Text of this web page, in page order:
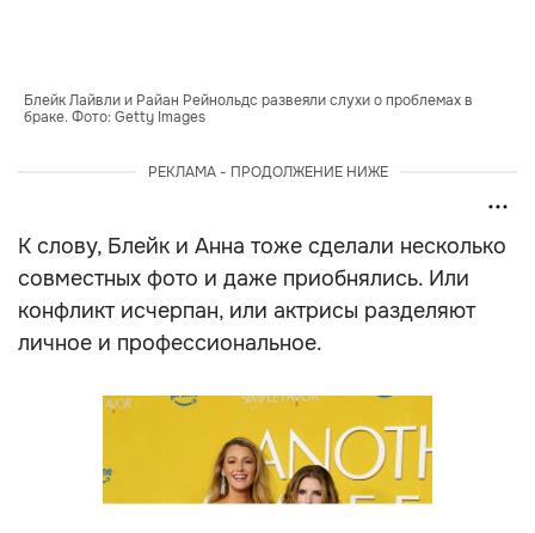
Блейк Лайвли и Райан Рейнольдс развеяли слухи о проблемах в
браке. Фото: Getty Images
РЕКЛАМА - ПРОДОЛЖЕНИЕ НИЖЕ
К слову, Блейк и Анна тоже сделали несколько
совместных фото и даже приобнялись. Или
конфликт исчерпан, или актрисы разделяют
личное и профессиональное.